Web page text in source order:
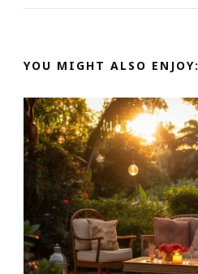
YOU MIGHT ALSO ENJOY: